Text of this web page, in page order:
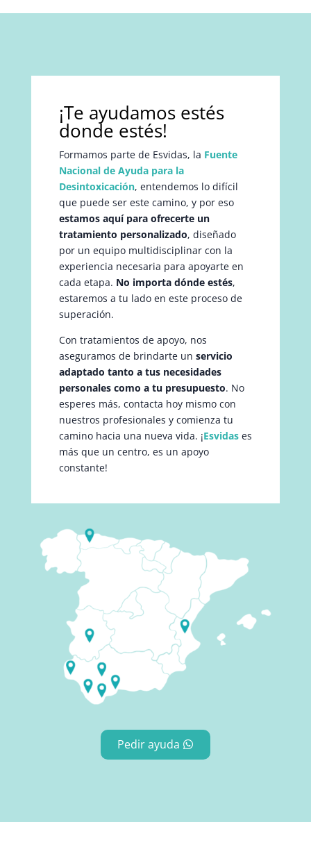
¡Te ayudamos estés
donde estés!
Formamos parte de Esvidas, la Fuente
Nacional de Ayuda para la
Desintoxicación, entendemos lo difícil
que puede ser este camino, y por eso
estamos aquí para ofrecerte un
tratamiento personalizado, diseñado
por un equipo multidisciplinar con la
experiencia necesaria para apoyarte en
cada etapa. No importa dónde estés,
estaremos a tu lado en este proceso de
superación.
Con tratamientos de apoyo, nos
aseguramos de brindarte un servicio
adaptado tanto a tus necesidades
personales como a tu presupuesto. No
esperes más, contacta hoy mismo con
nuestros profesionales y comienza tu
camino hacia una nueva vida. ¡Esvidas es
más que un centro, es un apoyo
constante!
Pedir ayuda